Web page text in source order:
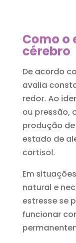
Como o
cérebro
De acordo
avalia
redor. Ao
ou pressão,
produção
estado de
cortisol.
Em
natural e
estresse se
funcionar